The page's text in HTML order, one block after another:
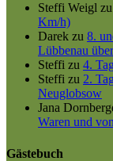
Steffi Weigl zu
Km/h)
Darek zu 8.
Lübbenau
Steffi zu 4.
Steffi zu 2.
Neuglobsow
Jana
Waren und
Gästebuch